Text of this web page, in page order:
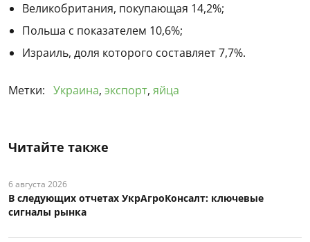
Великобритания, покупающая 14,2%;
Польша с показателем 10,6%;
Израиль, доля которого составляет 7,7%.
Метки: Украина, экспорт, яйца
Читайте также
6 августа 2026
В следующих отчетах УкрАгроКонсалт: ключевые
сигналы рынка